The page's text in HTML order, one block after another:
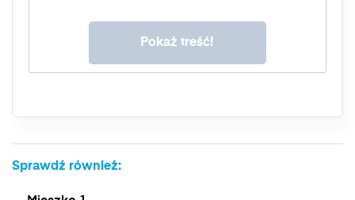
sprostowania, usunięcia, ograniczenia
przetwarzania, prawo do przenoszenia danych,
bez wpływu na zgodność z prawem
jest możliwe poprzez kontakt z Administratorem
Sprawdź również: